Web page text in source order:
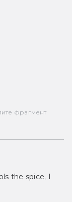
фрагмент
the spice, I